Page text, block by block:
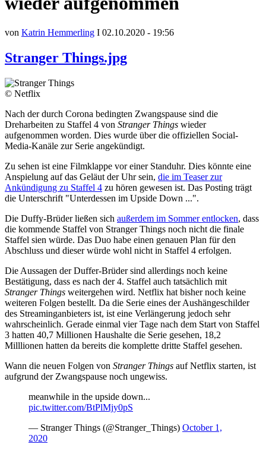
von Katrin Hemmerling I 02.10.2020 - 19:56
Stranger Things.jpg
© Netflix
Nach der durch Corona bedingten Zwangspause sind die
Dreharbeiten zu Staffel 4 von Stranger Things wieder
aufgenommen worden. Dies wurde über die offiziellen Social-
Media-Kanäle zur Serie angekündigt.
Zu sehen ist eine Filmklappe vor einer Standuhr. Dies könnte eine
Anspielung auf das Geläut der Uhr sein, die im Teaser zur
Ankündigung zu Staffel 4 zu hören gewesen ist. Das Posting trägt
die Unterschrift "Unterdessen im Upside Down ...".
Die Duffy-Brüder ließen sich außerdem im Sommer entlocken, dass
die kommende Staffel von Stranger Things noch nicht die finale
Staffel sien würde. Das Duo habe einen genauen Plan für den
Abschluss und dieser würde wohl nicht in Staffel 4 erfolgen.
Die Aussagen der Duffer-Brüder sind allerdings noch keine
Bestätigung, dass es nach der 4. Staffel auch tatsächlich mit
Stranger Things weitergehen wird. Netflix hat bisher noch keine
weiteren Folgen bestellt. Da die Serie eines der Aushängeschilder
des Streaminganbieters ist, ist eine Verlängerung jedoch sehr
wahrscheinlich. Gerade einmal vier Tage nach dem Start von Staffel
3 hatten 40,7 Millionen Haushalte die Serie gesehen, 18,2
Milllionen hatten da bereits die komplette dritte Staffel gesehen.
Wann die neuen Folgen von Stranger Things auf Netflix starten, ist
aufgrund der Zwangspause noch ungewiss.
meanwhile in the upside down...
pic.twitter.com/BtPlMjy0pS
— Stranger Things (@Stranger_Things) October 1,
2020